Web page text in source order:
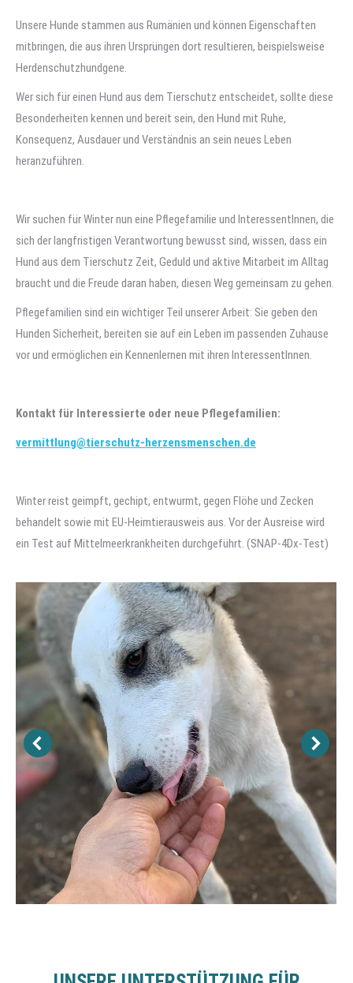
Unsere Hunde stammen aus Rumänien und können Eigenschaften
mitbringen, die aus ihren Ursprüngen dort resultieren, beispielsweise
Herdenschutzhundgene.
Wer sich für einen Hund aus dem Tierschutz entscheidet, sollte diese
Besonderheiten kennen und bereit sein, den Hund mit Ruhe,
Konsequenz, Ausdauer und Verständnis an sein neues Leben
heranzuführen.
Wir suchen für Winter nun eine Pflegefamilie und InteressentInnen, die
sich der langfristigen Verantwortung bewusst sind, wissen, dass ein
Hund aus dem Tierschutz Zeit, Geduld und aktive Mitarbeit im Alltag
braucht und die Freude daran haben, diesen Weg gemeinsam zu gehen.
Pflegefamilien sind ein wichtiger Teil unserer Arbeit: Sie geben den
Hunden Sicherheit, bereiten sie auf ein Leben im passenden Zuhause
vor und ermöglichen ein Kennenlernen mit ihren InteressentInnen.
Kontakt für Interessierte oder neue Pflegefamilien:
vermittlung@tierschutz-herzensmenschen.de
Winter reist geimpft, gechipt, entwurmt, gegen Flöhe und Zecken
behandelt sowie mit EU-Heimtierausweis aus. Vor der Ausreise wird
ein Test auf Mittelmeerkrankheiten durchgeführt. (SNAP-4Dx-Test)